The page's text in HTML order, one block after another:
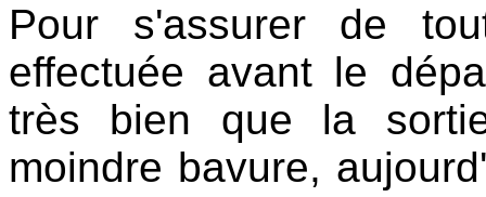
Pour s'assurer de
effectuée avant le
très bien que la
moindre bavure,